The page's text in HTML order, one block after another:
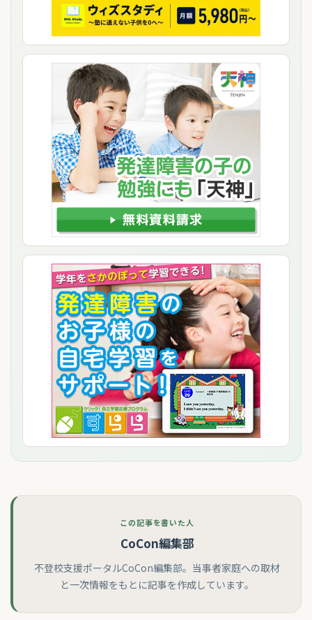
この記事を書いた人
CoCon編集部
不登校支援ポータルCoCon編集部。当事者家庭への取材
と一次情報をもとに記事を作成しています。